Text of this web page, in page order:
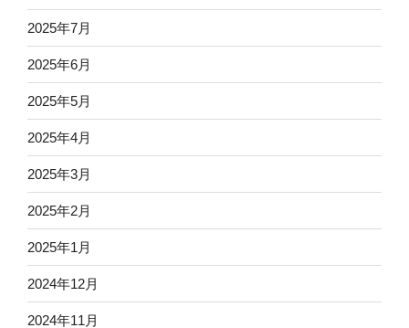
2025年7月
2025年6月
2025年5月
2025年4月
2025年3月
2025年2月
2025年1月
2024年12月
2024年11月